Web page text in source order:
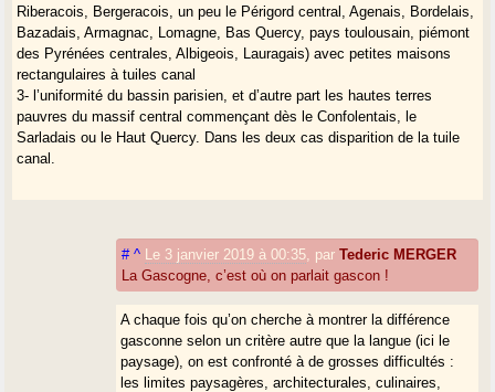
Riberacois, Bergeracois, un peu le Périgord central, Agenais, Bordelais,
Bazadais, Armagnac, Lomagne, Bas Quercy, pays toulousain, piémont
des Pyrénées centrales, Albigeois, Lauragais) avec petites maisons
rectangulaires à tuiles canal
3- l’uniformité du bassin parisien, et d’autre part les hautes terres
pauvres du massif central commençant dès le Confolentais, le
Sarladais ou le Haut Quercy. Dans les deux cas disparition de la tuile
canal.
# ^ Le 3 janvier 2019 à 00:35 parTederic MERGER
La Gascogne, c’est où on parlait gascon !
A chaque fois qu’on cherche à montrer la différence
gasconne selon un critère autre que la langue (ici le
paysage), on est confronté à de grosses difficultés :
les limites paysagères, architecturales, culinaires,